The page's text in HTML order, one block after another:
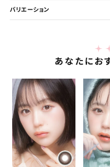
バリエーション
あなたにお